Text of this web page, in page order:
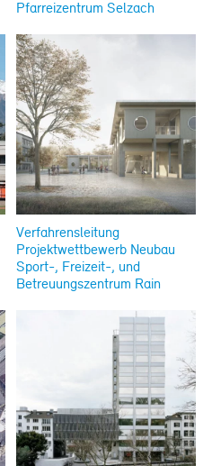
Pfarreizentrum Selzach
Verfahrensleitung
Projektwettbewerb Neubau
Sport-, Freizeit-, und
Betreuungszentrum Rain